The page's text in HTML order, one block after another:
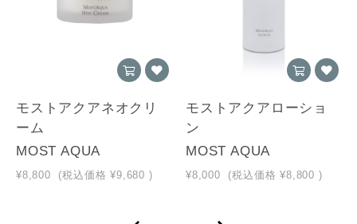
モストアクアネオクリ
ーム
MOST AQUA
¥8,800 (税込価格 ¥9,680 )
モストアクアローショ
ン
MOST AQUA
¥8,000 (税込価格 ¥8,800 )